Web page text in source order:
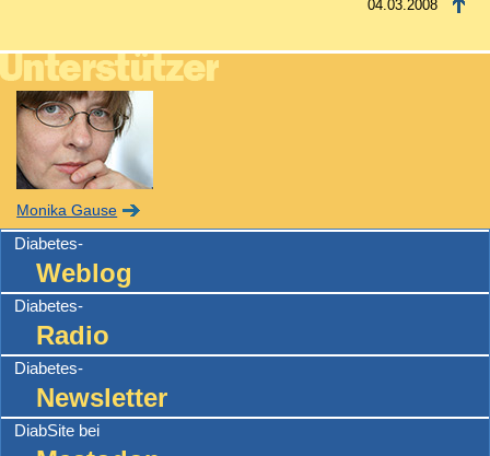
04.03.2008
Monika Gause
Diabetes-
Weblog
Diabetes-
Radio
Diabetes-
Newsletter
DiabSite bei